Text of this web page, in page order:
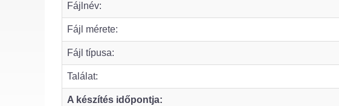
Fájlnév:
Fájl mérete:
Fájl típusa:
Találat:
A készítés időpontja: